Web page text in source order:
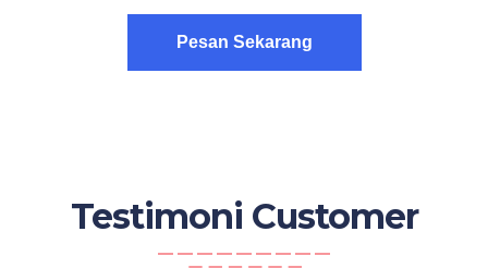
Pesan Sekarang
Testimoni Customer